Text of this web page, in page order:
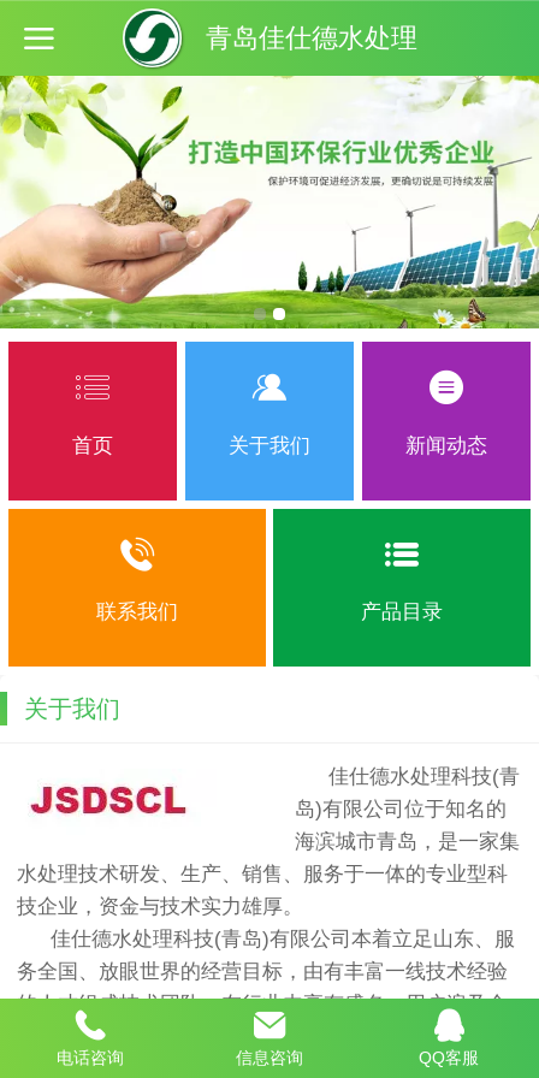
青岛佳仕德水处理
首页 关于我们 新闻动态
联系我们 产品目录
关于我们
佳仕德水处理科技(青
岛)有限公司位于知名的
海滨城市青岛，是一家集
水处理技术研发、生产、销售、服务于一体的专业型科
技企业，资金与技术实力雄厚。
佳仕德水处理科技(青岛)有限公司本着立足山东、服
务全国、放眼世界的经营目标，由有丰富一线技术经验
的人才组成技术团队，在行业内享有盛名，用户遍及全
国各地区。
佳仕德水处理科技(青岛)有限公司拥先进的水处理合
电话咨询 信息咨询 QQ客服